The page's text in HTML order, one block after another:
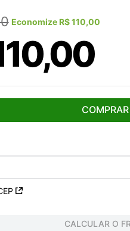
EconomizeR$ 110,00
,00
COMPRAR
CALCULAR O